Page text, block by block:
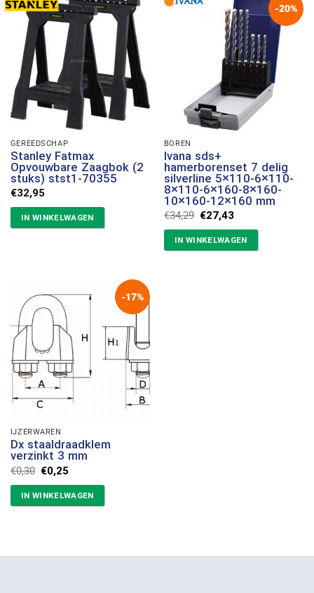
GEREEDSCHAP
Stanley Fatmax
Opvouwbare Zaagbok (2
stuks) stst1-70355
€32,95
IN WINKELWAGEN
-20%
BOREN
Ivana sds+
hamerborenset 7 delig
silverline 5×110-6×110-
8×110-6×160-8×160-
10×160-12×160 mm
€34,29 Oorspronkelijke
was:
€34,29.
€27,43Huidige
is:
€27,43.
IN WINKELWAGEN
-17%
IJZERWAREN
Dx staaldraadklem
verzinkt 3 mm
€0,30 Oorspronkelijke
prijs
was:
€0,30.
€0,25Huidige
is:
€0,25.
IN WINKELWAGEN